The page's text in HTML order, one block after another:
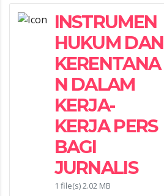
INSTRUMEN
HUKUM DAN
KERENTANA
N DALAM
KERJA-
KERJA PERS
BAGI
JURNALIS
1 file(s)2.02 MB